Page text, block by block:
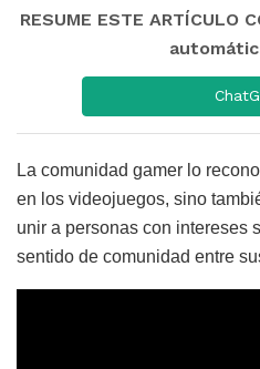
RESUME ESTE
La comunidad gamer lo
en los videojuegos, sino
unir a personas con intereses
sentido de comunidad entre